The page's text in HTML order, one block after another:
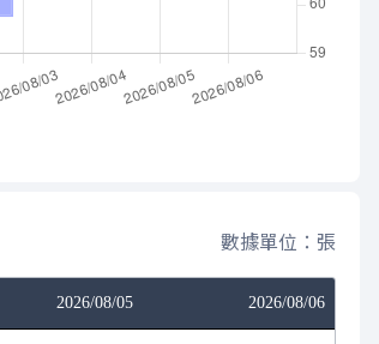
數據單位：張
2026/08/05 2026/08/06